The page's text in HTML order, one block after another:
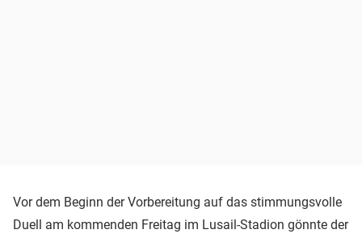
Vor dem Beginn der Vorbereitung auf das stimmungsvolle
Duell am kommenden Freitag im Lusail-Stadion gönnte der